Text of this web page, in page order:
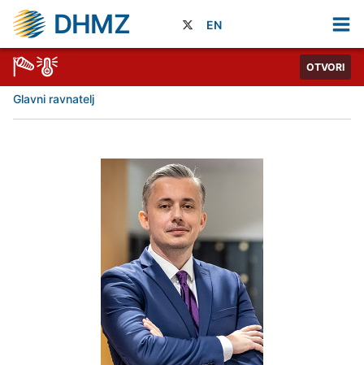
DHMZ EN
OTVORI
Glavni ravnatelj